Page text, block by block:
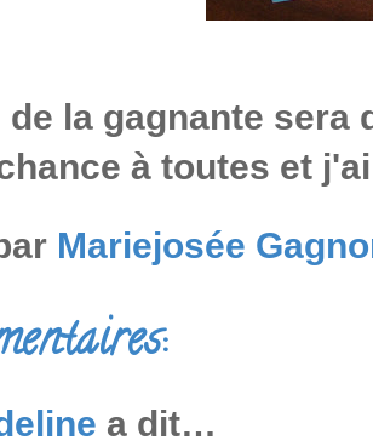
de la gagnante
à toutes et
Mariejosée
a dit…